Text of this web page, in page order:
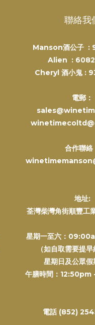
聯絡我
Manson酒公子 :
Alien :
Cheryl 酒小鬼 :
電郵：
合作聯絡
地址:
荃灣柴灣角街順豐工
星期一至六：
（如自取需要提早
星期日及公眾假
午膳時間：
電話 (852)